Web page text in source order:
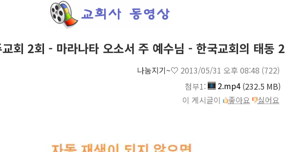
회 2회 - 마라나타 오소서 주 예수님 - 한국교회의 태동 2
나눔지기~♡ 2013/05/31 오후 08:48 (722)
첨부1:
2.mp4 (232.5 MB)
이 게시글이
좋아요 싫어요